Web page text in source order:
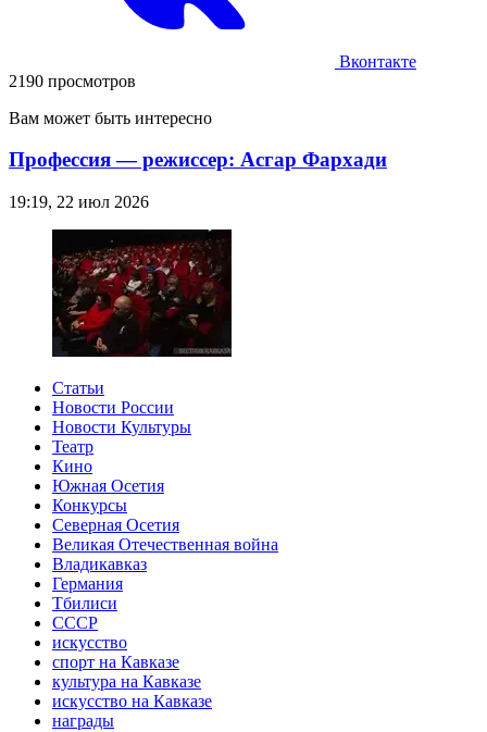
Вконтакте
2190 просмотров
Вам может быть интересно
Профессия — режиссер: Асгар Фархади
19:19, 22 июл 2026
Статьи
Новости России
Новости Культуры
Театр
Кино
Южная Осетия
Конкурсы
Северная Осетия
Великая Отечественная война
Владикавказ
Германия
Тбилиси
СССР
искусство
спорт на Кавказе
культура на Кавказе
искусство на Кавказе
награды